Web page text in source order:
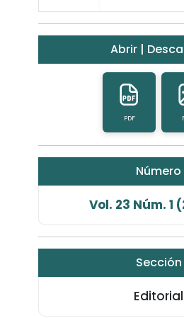
Abrir |
PDF
Número
Vol. 23 Núm. 1
Sección
Editorial